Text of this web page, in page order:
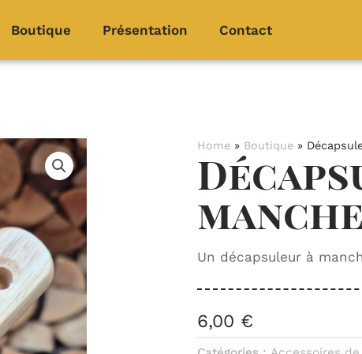
Boutique Présentation Contact
Home » Boutique »
manche
Un décapsuleur à
6,00 €